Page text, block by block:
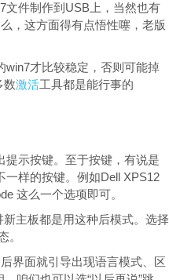
文件制作到USB上，当然也有
，这方面得有点悟性噻，老版
才比较稳定，否则可能掉
数激活工具都是能行事的
提示按键。至于按键，有说是
一样的按键。例如Dell XPS12
这么一个选项即可。
主板都是用这种后模式。选择
。
后界面就引导出现语言模式、区